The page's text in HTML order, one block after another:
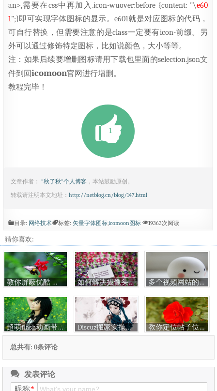
an>,需要在css中再加入.icon-wuover:before {content: "\e60
1";}即可实现字体图标的显示。e601就是对应图标的代码，
可自行替换，但需要注意的是class一定要有icon-前缀。另
外可以通过修饰特定图标，比如说颜色，大小等等。
注：如果后续要增删图标请用下载包里面的selection.json文
件到回icomoon官网进行增删。
教程完毕！
1
文章作者： “秋了秋”个人博客 ，本站鼓励原创。
转载请注明本文地址： http://netblog.cn/blog/147.html
目录: 网络技术 标签: 矢量字体图标icomoon图标 19363次阅读
猜你喜欢:
教你屏蔽优酷 土豆 百度 奇艺 新浪等视频网站广告揭秘 如何解决摄像头被占用的问题 多个视频网站的视频自动播放代码
超萌flash动画带声音素材大全 Discuz搬家实操，绝对真实有效，无缝操作 教你定位帖子位置，突破输入框的位置，真正的自定义显示
总共有: 0条评论
发表评论
昵称*